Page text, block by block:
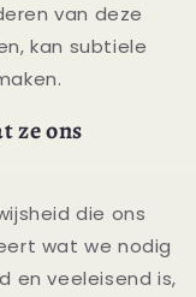
van deze
kan subtiele
ze ons
die ons
wat we nodig
en veeleisend is,